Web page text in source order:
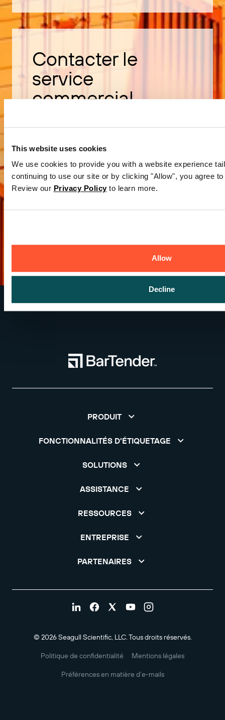
This website uses cookies
We use cookies to provide you with a website experience
continuing to use our site or by clicking "Allow", you agree
Review our Privacy Policyto learn more.
Allow
Decline
Contacter le
service
commercial
Découvrez comment acheter le
Contacter le service commercial
PRODUIT
FONCTIONNALITÉS D’ÉTIQUETAGE
SOLUTIONS
ASSISTANCE
RESSOURCES
ENTREPRISE
PARTENAIRES
© 2026 Seagull Scientific, LLC. Tous droits réservés.
Politique de confidentialité Mentions légales
Préférences en matière d’e-mails